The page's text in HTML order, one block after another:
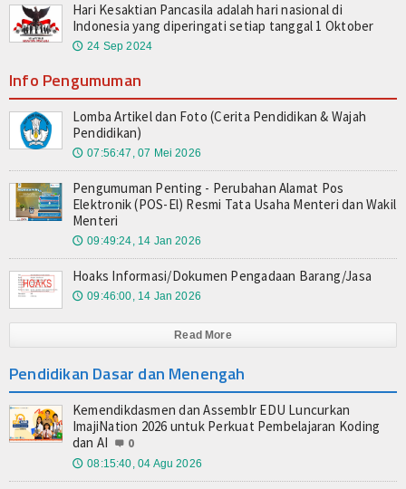
Hari Kesaktian Pancasila adalah hari nasional di
Indonesia yang diperingati setiap tanggal 1 Oktober
🕔 24 Sep 2024
Info Pengumuman
Lomba Artikel dan Foto (Cerita Pendidikan & Wajah
Pendidikan)
🕔 07:56:47, 07 Mei 2026
Pengumuman Penting - Perubahan Alamat Pos
Elektronik (POS-El) Resmi Tata Usaha Menteri dan Wakil
Menteri
🕔 09:49:24, 14 Jan 2026
Hoaks Informasi/Dokumen Pengadaan Barang/Jasa
🕔 09:46:00, 14 Jan 2026
Read More
Pendidikan Dasar dan Menengah
Kemendikdasmen dan Assemblr EDU Luncurkan
ImajiNation 2026 untuk Perkuat Pembelajaran Koding
dan AI
0
🕔 08:15:40, 04 Agu 2026